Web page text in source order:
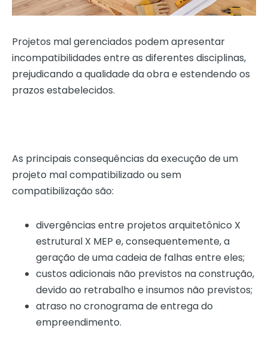
Projetos mal gerenciados podem apresentar
incompatibilidades entre as diferentes disciplinas,
prejudicando a qualidade da obra e estendendo os
prazos estabelecidos.
As principais consequências da execução de um
projeto mal compatibilizado ou sem
compatibilização são:
divergências entre projetos arquitetônico X
estrutural X MEP e, consequentemente, a
geração de uma cadeia de falhas entre eles;
custos adicionais não previstos na construção,
devido ao retrabalho e insumos não previstos;
atraso no cronograma de entrega do
empreendimento.